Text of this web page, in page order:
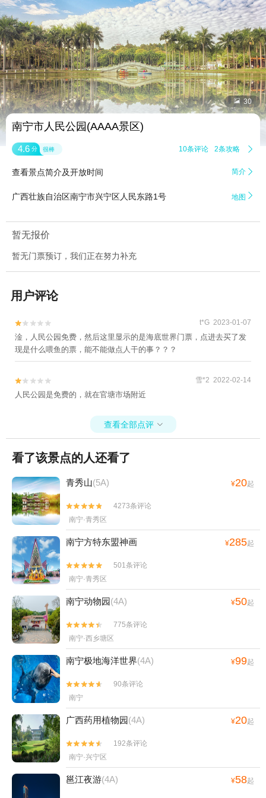
 30
南宁市人民公园(AAAA景区)
4.6 分 很棒 10条评论 2条攻略 
查看景点简介及开放时间 简介 
广西壮族自治区南宁市兴宁区人民东路1号 地图 
暂无报价
暂无门票预订，我们正在努力补充
用户评论

 t*G 2023-01-07
淦，人民公园免费，然后这里显示的是海底世界门票，点进去买了发
现是什么喂鱼的票，能不能做点人干的事？？？

 雪*2 2022-02-14
人民公园是免费的，就在官塘市场附近
查看全部点评 
看了该景点的人还看了
青秀山(5A) ¥20起


4273条评论
南宁·青秀区
南宁方特东盟神画 ¥285起


501条评论
南宁·青秀区
南宁动物园(4A) ¥50起


775条评论
南宁·西乡塘区
南宁极地海洋世界(4A) ¥99起


90条评论
南宁
广西药用植物园(4A) ¥20起


192条评论
南宁·兴宁区
邕江夜游(4A) ¥58起
